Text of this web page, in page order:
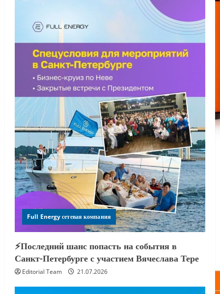
Full Energy сетевая компания
⚡️Последний шанс попасть на события в
Санкт-Петербурге с участием Вячеслава Тере
Editorial Team 21.07.2026